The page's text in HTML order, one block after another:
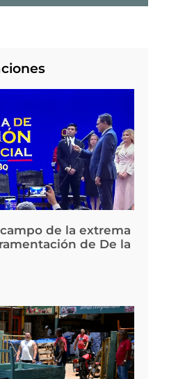
de la extrema
de De la